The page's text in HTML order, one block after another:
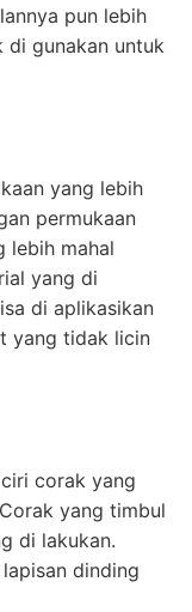
pun lebih
di gunakan untuk
yang lebih
permukaan
lebih mahal
yang di
di aplikasikan
yang tidak licin
corak yang
yang timbul
di lakukan.
dinding